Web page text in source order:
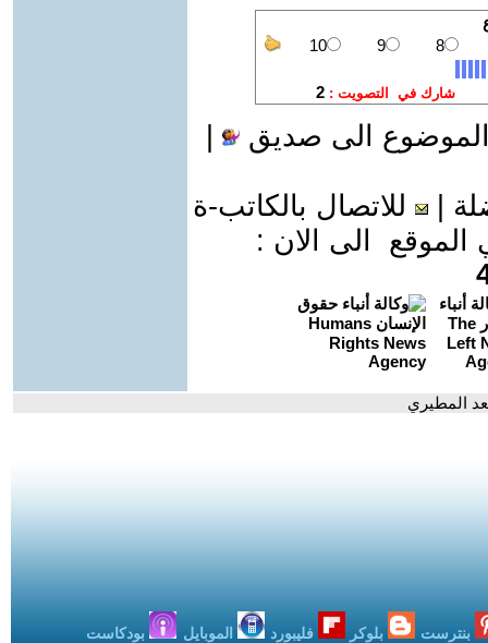
الى صديق
للاتصال بالكاتب-ة
الى الان :
بنترست بلوكر فليبورد الموبايل بودكاست